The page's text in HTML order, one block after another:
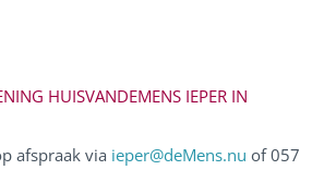
HUISVANDEMENS IEPER IN
afspraak via ieper@deMens.nu of 057